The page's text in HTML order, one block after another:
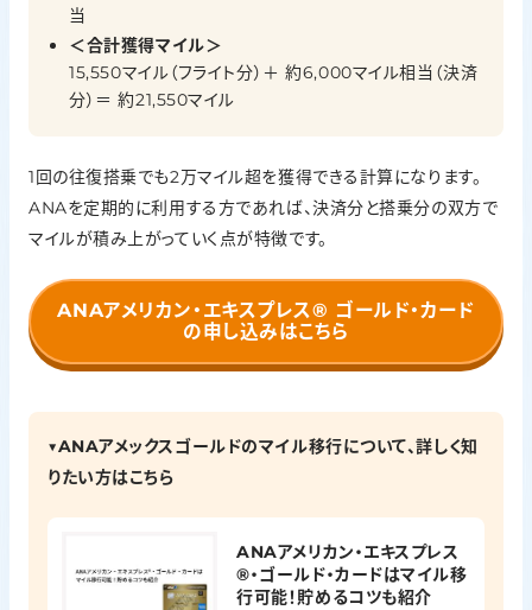
当
＜合計獲得マイル＞
15,550マイル（フライト分）＋ 約6,000マイル相当（決済
分）＝ 約21,550マイル
1回の往復搭乗でも2万マイル超を獲得できる計算になります。
ANAを定期的に利用する方であれば、決済分と搭乗分の双方で
マイルが積み上がっていく点が特徴です。
ANAアメリカン・エキスプレス® ゴールド・カード
の申し込みはこちら
▼ANAアメックスゴールドのマイル移行について、詳しく知
りたい方はこちら
ANAアメリカン・エキスプレス
®・ゴールド・カードはマイル移
行可能！貯めるコツも紹介